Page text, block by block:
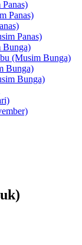
Panas)
Panas)
Bunga)
(Musim Bunga)
Bunga)
Bunga)